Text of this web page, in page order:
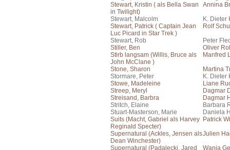
Stewart, Kristin ( als Bella Swan
in Twilight)
Annina
Stewart, Malcolm
K. Dieter
Stewart, Patrick ( Captain Jean
Luc Picard in Star Trek )
Rolf
Stewart, Rob
Peter
Stiller, Ben
Oliver
Stirb langsam (Willis, Bruce als
John McClane )
Manfred
Stone, Sharon
Martina
Stormare, Peter
K. Dieter
Stowe, Madeleine
Liane
Streep, Meryl
Dagmar
Streisand, Barbra
Dagmar
Stritch, Elaine
Barbara
Stuart-Masterson, Marie
Daniela
Suits (Macht, Gabriel als Harvey
Reginald Specter)
Patrick
Supernatural (Ackles, Jensen als
Dean Winchester)
Julien
Supernatural (Padalecki, Jared
Wanja